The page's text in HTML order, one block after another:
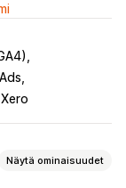
Näytä ominaisuudet